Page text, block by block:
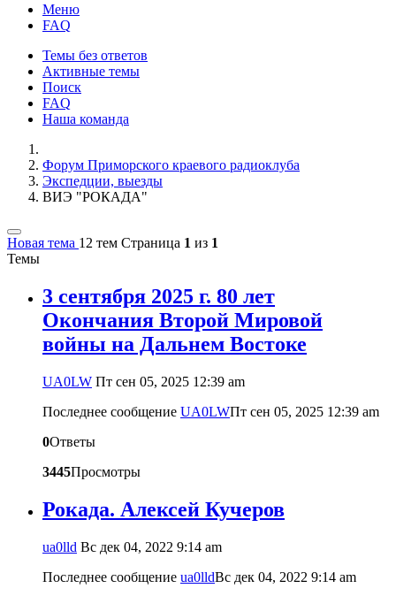
Меню
FAQ
Темы без ответов
Активные темы
Поиск
FAQ
Наша команда
Форум Приморского краевого радиоклуба
Экспедции, выезды
ВИЭ "РОКАДА"
Новая тема 12 тем Страница 1 из 1
Темы
3 сентября 2025 г. 80 лет
Окончания Второй Мировой
войны на Дальнем Востоке
UA0LW Пт сен 05, 2025 12:39 am
Последнее сообщение UA0LWПт сен 05, 2025 12:39 am
0Ответы
3445Просмотры
Рокада. Алексей Кучеров
ua0lld Вс дек 04, 2022 9:14 am
Последнее сообщение ua0lldВс дек 04, 2022 9:14 am